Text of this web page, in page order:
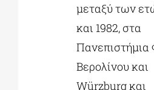
μεταξύ των
και 1982, στα
Πανεπιστήμια
Βερολίνου και
Würzburg και